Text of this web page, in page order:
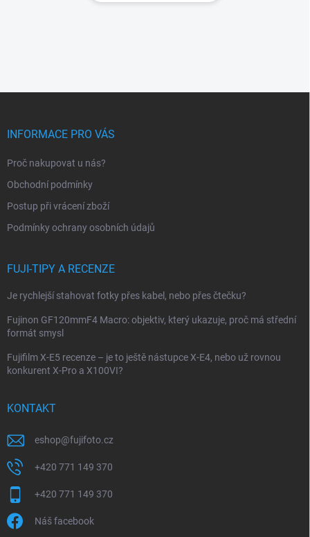
INFORMACE PRO VÁS
Proč nakupovat u nás?
Obchodní podmínky
Postup při vrácení zboží
Podmínky ochrany osobních údajů
FUJI-TIPY A RECENZE
Je rychlejší stahovat fotky přes kabel, nebo přes čtečku?
Fujinon GF120mmF4 Macro: objektiv, který ukazuje, proč má střední
formát smysl
Fujifilm X-E5 recenze – je to ještě nástupce X-E4, nebo už rovnou
konkurent X-Pro a X100VI?
KONTAKT
eshop@fujifoto.cz
+420 771 149 370
+420 771 149 370
Náš facebook